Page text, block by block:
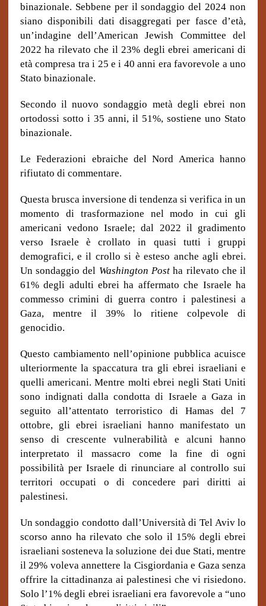
binazionale. Sebbene per il sondaggio del 2024 non
siano disponibili dati disaggregati per fasce d’età,
un’indagine dell’American Jewish Committee del
2022 ha rilevato che il 23% degli ebrei americani di
età compresa tra i 25 e i 40 anni era favorevole a uno
Stato binazionale.
Secondo il nuovo sondaggio metà degli ebrei non
ortodossi sotto i 35 anni, il 51%, sostiene uno Stato
binazionale.
Le Federazioni ebraiche del Nord America hanno
rifiutato di commentare.
Questa brusca inversione di tendenza si verifica in un
momento di trasformazione nel modo in cui gli
americani vedono Israele; dal 2022 il gradimento
verso Israele è crollato in quasi tutti i gruppi
demografici, e il crollo si è esteso anche agli ebrei.
Un sondaggio del Washington Post ha rilevato che il
61% degli adulti ebrei ha affermato che Israele ha
commesso crimini di guerra contro i palestinesi a
Gaza, mentre il 39% lo ritiene colpevole di
genocidio.
Questo cambiamento nell’opinione pubblica acuisce
ulteriormente la spaccatura tra gli ebrei israeliani e
quelli americani. Mentre molti ebrei negli Stati Uniti
sono indignati dalla condotta di Israele a Gaza in
seguito all’attentato terroristico di Hamas del 7
ottobre, gli ebrei israeliani hanno manifestato un
senso di crescente vulnerabilità e alcuni hanno
interpretato il massacro come la fine di ogni
possibilità per Israele di rinunciare al controllo sui
territori occupati o di concedere pari diritti ai
palestinesi.
Un sondaggio condotto dall’Università di Tel Aviv lo
scorso anno ha rilevato che solo il 15% degli ebrei
israeliani sosteneva la soluzione dei due Stati, mentre
il 29% voleva annettere la Cisgiordania e Gaza senza
offrire la cittadinanza ai palestinesi che vi risiedono.
Solo l’1% degli ebrei israeliani era favorevole a “uno